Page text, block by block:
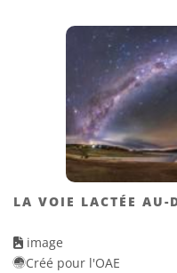
LA VOIE LACTÉE AU-
image
Créé pour l'OAE